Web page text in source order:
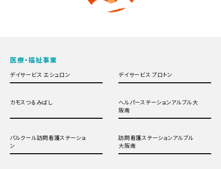
医療・福祉事業
デイサービス エシュロン デイサービス プロトン
カモスつるみばし
ヘルパーステーションアルブル大
阪南
パルクール訪問看護ステーショ
ン
訪問看護ステーションアルブル
大阪南